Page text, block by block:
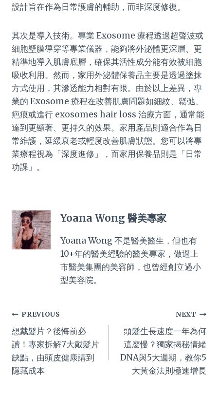
設計旨在作為日常護膚的輔助，而非深度修復。
其次是導入技術。專業 Exosome 療程透過超聲波或
細胞壁膜導穿等專業儀器，能夠將外泌體更深層、更
精準地導入肌膚底層，確保其活性成分能有效被細胞
吸收利用。然而，家用外泌體保養品主要是透過塗抹
方式使用，其滲透能力相對有限。由於以上差異，專
業的 Exosome 療程在改善肌膚問題如細紋、鬆弛、
疤痕或進行 exosomes hair loss 治療方面，通常能
達到更顯著、更持久的效果。家用產品則適合作為日
常維護，延緩衰老或輕度改善肌膚狀態。您可以將專
業療程視為「深度進修」，而家用保養品則是「日常
功課」。
Yoana Wong 醫美專家
Yoana Wong 不是醫美醫生，但也有
10+年的醫美經驗的醫美專家，做過上
市醫美集團的美容師，也曾經創立過小
型美容院。
Post
navigation
PREVIOUS
想戴髮片？後悔前必
讀！專家拆解7大戴髮片
缺點，由頭皮健康講到
隱藏成本
NEXT
頭髮生長速度一年為何
這麼慢？獨家揭秘情緒
DNA與5大週期，教你5
大黃金法則極速增長